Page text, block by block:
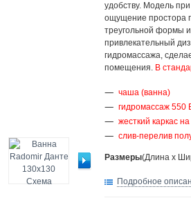
удобству. Модель
ощущение простора
треугольной формы и
привлекательный
гидромассажа,
помещения. В
чаша (ванна)
гидромассаж 550
жесткий каркас
слив-перелив
Размеры(Длина х
Подробное